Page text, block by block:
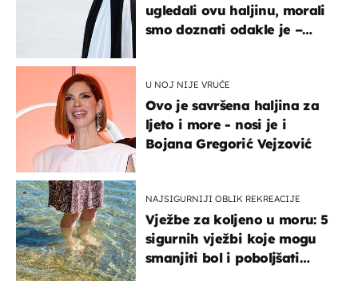
ugledali ovu haljinu, morali
smo doznati odakle je –
U NOJ NIJE VRUĆE
Ovo je savršena haljina za
ljeto i more - nosi je i
Bojana Gregorić Vejzović
NAJSIGURNIJI OBLIK REKREACIJE
Vježbe za koljeno u moru: 5
sigurnih vježbi koje mogu
smanjiti bol i poboljšati